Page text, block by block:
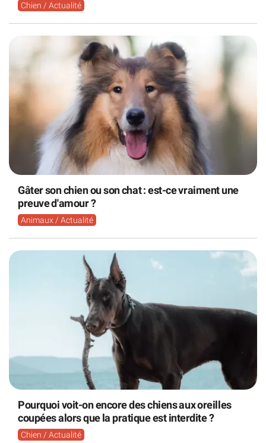
Chien / Actualité
Gâter son chien ou son chat : est-ce vraiment une
preuve d'amour ?
Animaux / Actualité
Pourquoi voit-on encore des chiens aux oreilles
coupées alors que la pratique est interdite ?
Chien / Actualité